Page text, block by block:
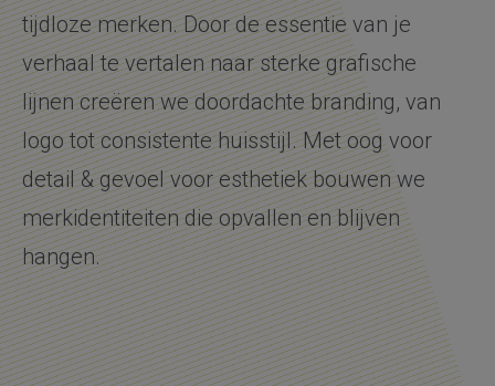
tijdloze merken. Door de essentie van je
verhaal te vertalen naar sterke grafische
lijnen creëren we doordachte branding, van
logo tot consistente huisstijl. Met oog voor
detail & gevoel voor esthetiek bouwen we
merkidentiteiten die opvallen en blijven
hangen.